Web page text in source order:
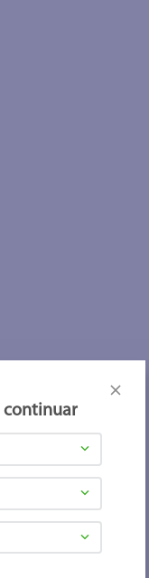
continuar